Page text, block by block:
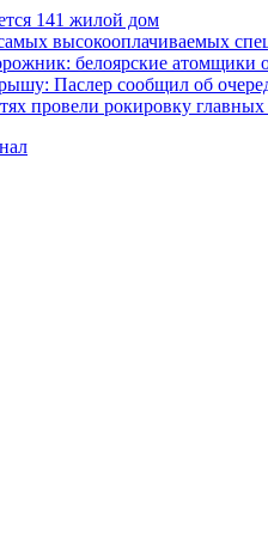
141 жилой дом
высокооплачиваемых
белоярские атомщики
Паслер сообщил об
провели рокировку главных